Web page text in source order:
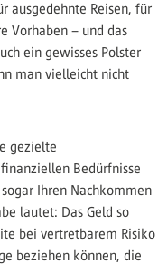
ausgedehnte Reisen, für
Vorhaben – und das
ein gewisses Polster
man vielleicht nicht
gezielte
Bedürfnisse
Ihren Nachkommen
lautet: Das Geld so
bei vertretbarem Risiko
beziehen können, die